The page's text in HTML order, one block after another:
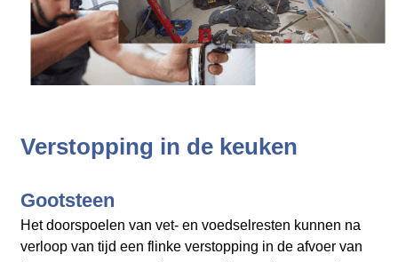
Verstopping in de keuken
Gootsteen
Het doorspoelen van vet- en voedselresten kunnen na
verloop van tijd een flinke verstopping in de afvoer van